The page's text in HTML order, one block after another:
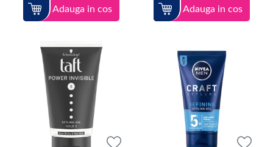
Adauga in cos Adauga in cos